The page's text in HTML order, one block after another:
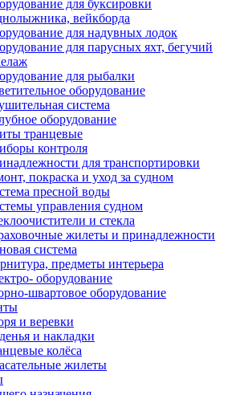
для буксировки
вейкборда
для надувных лодок
для парусных яхт, бегучий
для рыбалки
оборудование
система
оборудование
транцевые
контроля
для транспортировки
покраска и уход за судном
пресной воды
управления судном
и стекла
жилеты и принадлежности
система
предметы интерьера
оборудование
швартовое оборудование
и веревки
и накладки
колёса
жилеты